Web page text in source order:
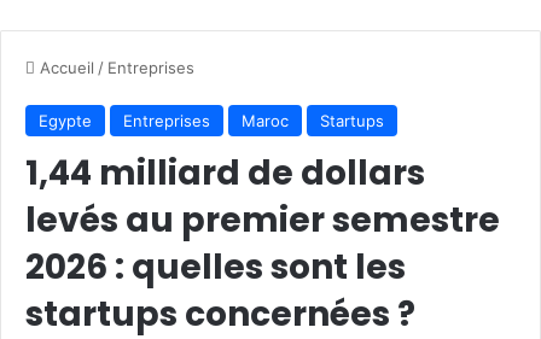
Accueil / Entreprises
Egypte Entreprises Maroc Startups
1,44 milliard de dollars
levés au premier semestre
2026 : quelles sont les
startups concernées ?